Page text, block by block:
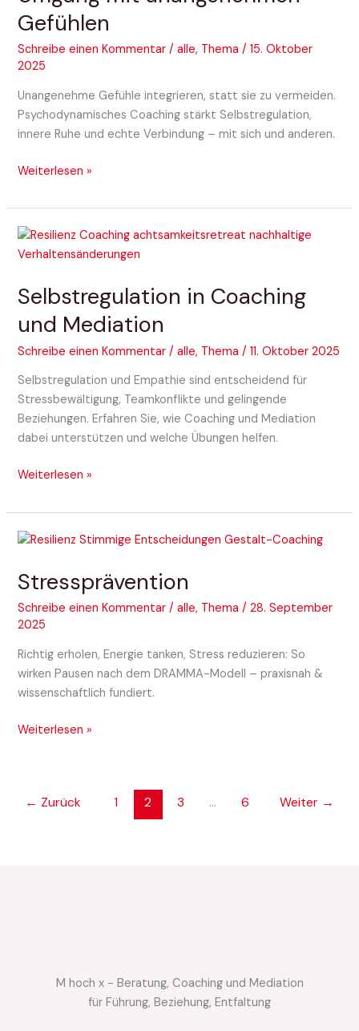
Gefühlen
Schreibe einen Kommentar /alle, Thema /15. Oktober
2025
Unangenehme Gefühle integrieren, statt sie zu vermeiden.
Psychodynamisches Coaching stärkt Selbstregulation,
innere Ruhe und echte Verbindung – mit sich und anderen.
Weiterlesen »
Selbstregulation in Coaching
und Mediation
Schreibe einen Kommentar /alle, Thema /11. Oktober 2025
Selbstregulation und Empathie sind entscheidend für
Stressbewältigung, Teamkonflikte und gelingende
Beziehungen. Erfahren Sie, wie Coaching und Mediation
dabei unterstützen und welche Übungen helfen.
Selbstregulation
in
und
Weiterlesen »
Stressprävention
Schreibe einen Kommentar /alle, Thema /28. September
2025
Richtig erholen, Energie tanken, Stress reduzieren: So
wirken Pausen nach dem DRAMMA-Modell – praxisnah &
wissenschaftlich fundiert.
Stressprävention
Weiterlesen »
← Zurück 1 2 3 … 6 Weiter →
M hoch x - Beratung, Coaching und Mediation
für Führung, Beziehung, Entfaltung